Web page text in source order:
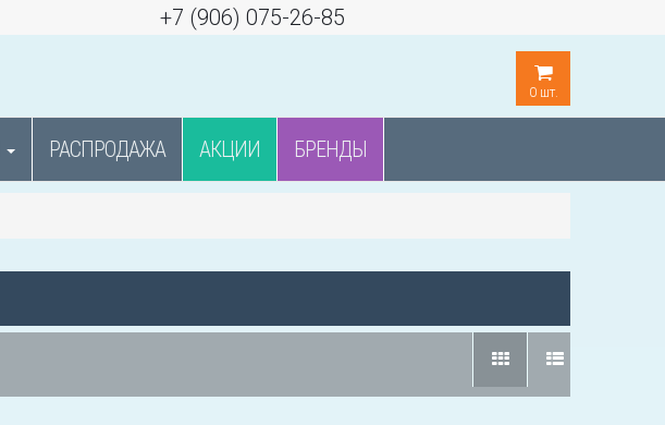
+7 (906) 075-26-85
0шт.
РАСПРОДАЖА АКЦИИ БРЕНДЫ